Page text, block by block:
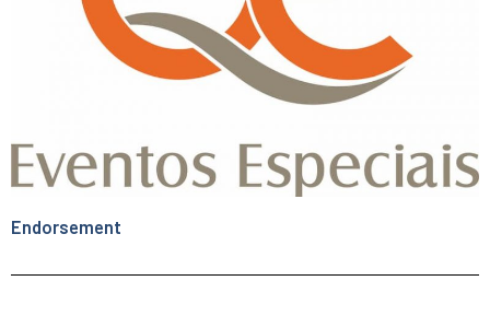
Endorsement